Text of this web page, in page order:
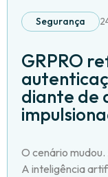
Segurança
GRPRO
diante de
O cenário
A inteligência